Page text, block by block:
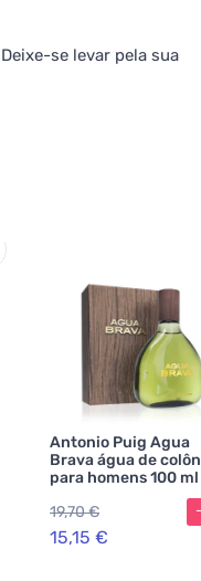
se levar pela sua
Antonio Puig Agua
Brava água de
para homens 100 ml
19,70 €
15,15 €